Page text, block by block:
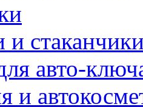
авто-
и